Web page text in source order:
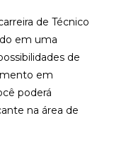
de Técnico
em uma
de
em
poderá
na área de